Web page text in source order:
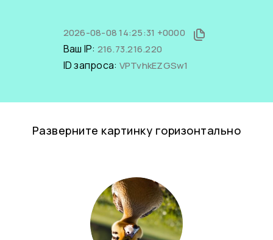
2026-08-08 14:25:31 +0000
Ваш IP: 216.73.216.220
ID запроса: VPTvhkEZGSw1
Разверните картинку горизонтально